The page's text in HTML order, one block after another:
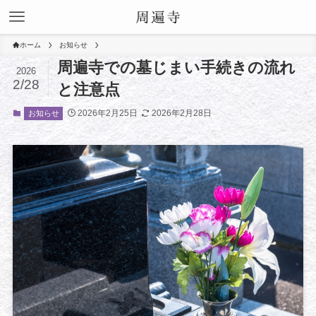
ホーム お知らせ
周遍寺での墓じまい手続きの流れ
と注意点
2026
2/28
お知らせ 2026年2月25日 2026年2月28日